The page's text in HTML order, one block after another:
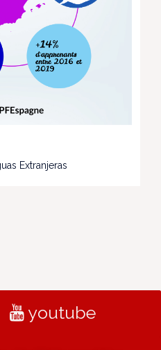
Extranjeras
youtube